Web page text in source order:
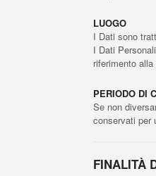
LUOGO
I Dati sono
I Dati
riferimento
PERIODO DI
Se non
conservati per
FINALITÀ